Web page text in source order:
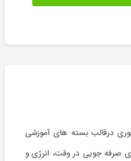
درقالب بسته های آموزشی
صرفه جویی در وقت، انرژی و